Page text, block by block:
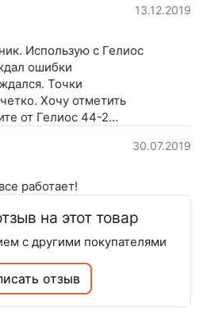
13.12.2019
Использую с Гелиос
ошибки
Точки
Хочу отметить
от Гелиос 44-2
надумали поставить
- учтите, некоторые
зеркало на
только ПОЛНЫЙ
кроп-матрицей (550d,
хорошо
30.07.2019
работает!
на этот товар
с другими покупателями
отзыв